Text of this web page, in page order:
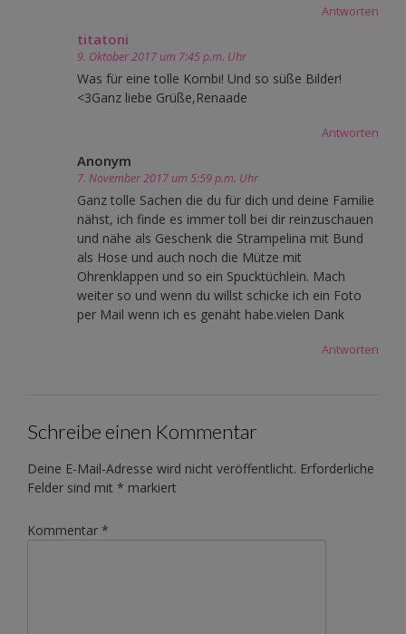
Antworten
titatoni
9. Oktober 2017 um 7:45 p.m. Uhr
Was für eine tolle Kombi! Und so süße Bilder!
<3Ganz liebe Grüße,Renaade
Antworten
Anonym
7. November 2017 um 5:59 p.m. Uhr
Ganz tolle Sachen die du für dich und deine Familie
nähst, ich finde es immer toll bei dir reinzuschauen
und nähe als Geschenk die Strampelina mit Bund
als Hose und auch noch die Mütze mit
Ohrenklappen und so ein Spucktüchlein. Mach
weiter so und wenn du willst schicke ich ein Foto
per Mail wenn ich es genäht habe.vielen Dank
Antworten
Schreibe einen Kommentar
Deine E-Mail-Adresse wird nicht veröffentlicht. Erforderliche
Felder sind mit * markiert
Kommentar *